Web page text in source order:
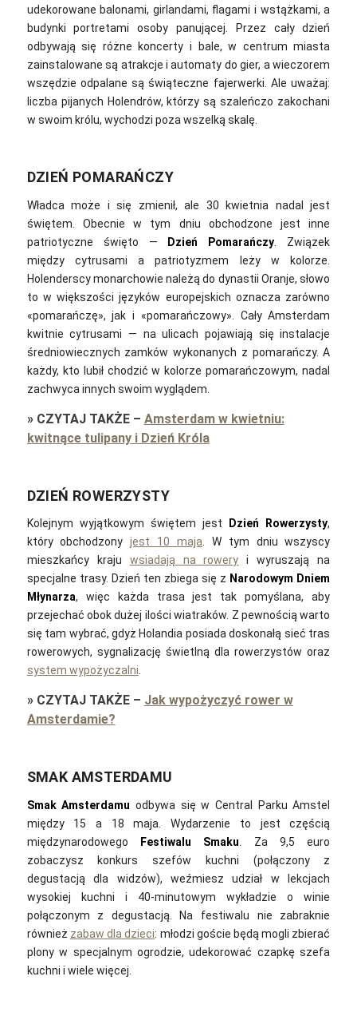
udekorowane balonami, girlandami, flagami i wstążkami, a
budynki portretami osoby panującej. Przez cały dzień
odbywają się różne koncerty i bale, w centrum miasta
zainstalowane są atrakcje i automaty do gier, a wieczorem
wszędzie odpalane są świąteczne fajerwerki. Ale uważaj:
liczba pijanych Holendrów, którzy są szaleńczo zakochani
w swoim królu, wychodzi poza wszelką skalę.
DZIEŃ POMARAŃCZY
Władca może i się zmienił, ale 30 kwietnia nadal jest
świętem. Obecnie w tym dniu obchodzone jest inne
patriotyczne święto —
Dzień Pomarańczy . Związek
między cytrusami a patriotyzmem leży w kolorze.
Holenderscy monarchowie należą do dynastii Oranje, słowo
to w większości języków europejskich oznacza zarówno
«pomarańczę», jak i «pomarańczowy». Cały Amsterdam
kwitnie cytrusami — na ulicach pojawiają się instalacje
średniowiecznych zamków wykonanych z pomarańczy. A
każdy, kto lubił chodzić w kolorze pomarańczowym, nadal
zachwyca innych swoim wyglądem.
» CZYTAJ TAKŻE– Amsterdam w kwietniu:
kwitnące tulipany i Dzień Króla
DZIEŃ ROWERZYSTY
Kolejnym wyjątkowym świętem jest Dzień Rowerzysty,
który obchodzonyjest 10 maja. W tym dniu wszyscy
mieszkańcy kraju wsiadają na rowery i wyruszają na
specjalne trasy. Dzień ten zbiega się z Narodowym Dniem
Młynarza, więc każda trasa jest tak pomyślana, aby
przejechać obok dużej ilości wiatraków. Z pewnością warto
się tam wybrać, gdyż Holandia posiada doskonałą sieć tras
rowerowych, sygnalizację świetlną dla rowerzystów oraz
system wypożyczalni.
» CZYTAJ TAKŻE– Jak wypożyczyć rower w
Amsterdamie?
SMAK AMSTERDAMU
Smak Amsterdamu odbywa się w Central Parku Amstel
między 15 a 18 maja. Wydarzenie to jest częścią
międzynarodowego
Festiwalu Smaku . Za 9,5 euro
zobaczysz konkurs szefów kuchni (połączony z
degustacją dla widzów), weźmiesz udział w lekcjach
wysokiej kuchni i 40-minutowym wykładzie o winie
połączonym z degustacją. Na festiwalu nie zabraknie
również zabaw dla dzieci: młodzi goście będą mogli zbierać
plony w specjalnym ogrodzie, udekorować czapkę szefa
kuchni i wiele więcej.